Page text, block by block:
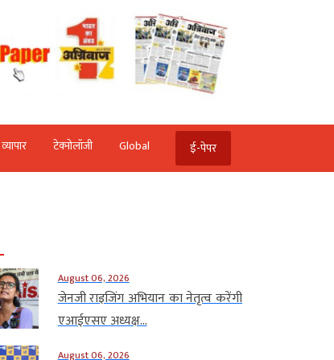
व्‍यापार टेक्‍नोलॉजी Global ई-पेपर
August 06, 2026
जेनजी राइजिंग अभियान का नेतृत्व करेंगी
एआईएसए अध्यक्ष...
August 06, 2026